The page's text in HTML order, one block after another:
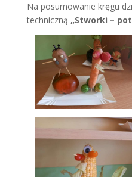
Na posumowanie kręgu
techniczną „Stworki –